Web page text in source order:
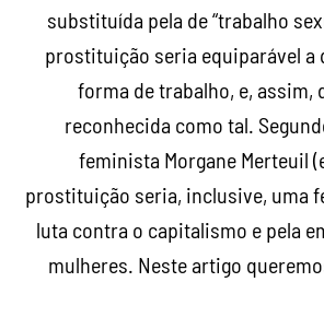
substituída pela de “trabalho
prostituição seria equiparável a
forma de trabalho, e, assim,
reconhecida como tal.
feminista Morgane Merteuil
prostituição seria, inclusive, uma
luta contra o capitalismo e pela
mulheres. Neste artigo